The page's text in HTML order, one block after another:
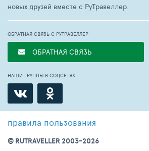
новых друзей вместе с РуТравеллер.
ОБРАТНАЯ СВЯЗЬ С РУТРАВЕЛЛЕР
ОБРАТНАЯ СВЯЗЬ
НАШИ ГРУППЫ В СОЦСЕТЯХ
© RUTRAVELLER 2003-2026
правила пользования